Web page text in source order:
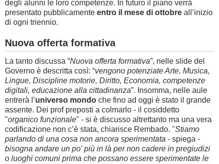
degli alunni le loro competenze. In futuro il piano verrà
presentato pubblicamente entro il mese di ottobre all’inizio
di ogni triennio.
Nuova offerta formativa
La tanto discussa “Nuova offerta formativa”, nelle slide del
Governo è descritta così: “vengono potenziate Arte, Musica,
Lingue, Discipline motorie, Diritto, Economia, competenze
digitali, educazione alla cittadinanza”. Insomma, nelle aule
entrerà l’universo mondo che fino ad oggi è stato il grande
assente. Dei prof preposti a colmarlo - il cosiddetto
"organico funzionale" - si è discusso altrettanto ma una vera
codificazione non c’è stata, chiarisce Rembado. "Stiamo
parlando di una cosa non ancora sperimentata - spiega -
bisogna andare un po' più in là per non cadere in pregiudizi
o luoghi comuni prima che possano essere sperimentate le